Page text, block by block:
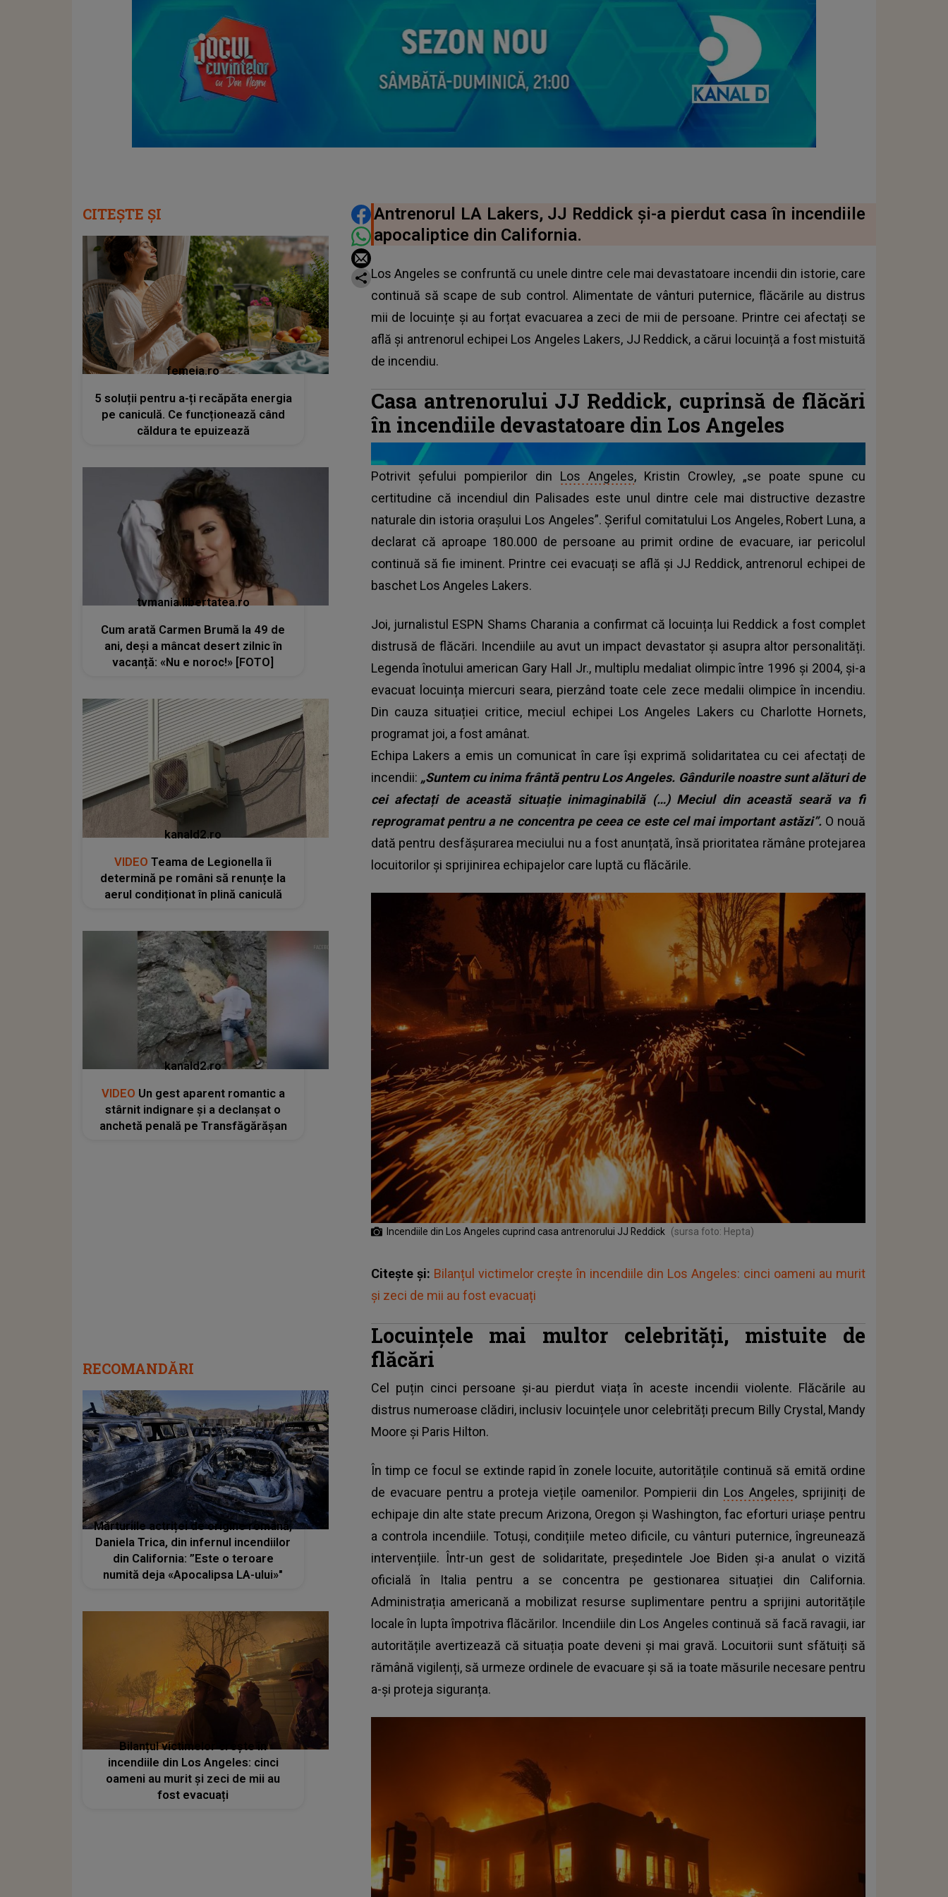
DISTRIBUIE ARTICOLUL
Antrenorul LA Lakers, JJ Reddick și-a pierdut casa în incendiile
apocaliptice din California.
Los Angeles se confruntă cu unele dintre cele mai devastatoare incendii din istorie, care
continuă să scape de sub control. Alimentate de vânturi puternice, flăcările au distrus
mii de locuințe și au forțat evacuarea a zeci de mii de persoane. Printre cei afectați se
află și antrenorul echipei Los Angeles Lakers, JJ Reddick, a cărui locuință a fost mistuită
de incendiu.
Casa antrenorului JJ Reddick, cuprinsă de flăcări
în incendiile devastatoare din Los Angeles
Potrivit șefului pompierilor din Los Angeles, Kristin Crowley, „se poate spune cu
certitudine că incendiul din Palisades este unul dintre cele mai distructive dezastre
naturale din istoria orașului Los Angeles”. Șeriful comitatului Los Angeles, Robert Luna, a
declarat că aproape 180.000 de persoane au primit ordine de evacuare, iar pericolul
continuă să fie iminent. Printre cei evacuați se află și JJ Reddick, antrenorul echipei de
baschet Los Angeles Lakers.
Joi, jurnalistul ESPN Shams Charania a confirmat că locuința lui Reddick a fost complet
distrusă de flăcări. Incendiile au avut un impact devastator și asupra altor personalități.
Legenda înotului american Gary Hall Jr., multiplu medaliat olimpic între 1996 și 2004, și-a
evacuat locuința miercuri seara, pierzând toate cele zece medalii olimpice în incendiu.
Din cauza situației critice, meciul echipei Los Angeles Lakers cu Charlotte Hornets,
programat joi, a fost amânat.
Echipa Lakers a emis un comunicat în care își exprimă solidaritatea cu cei afectați de
incendii: „Suntem cu inima frântă pentru Los Angeles. Gândurile noastre sunt alături de
cei afectați de această situație inimaginabilă (…) Meciul din această seară va fi
reprogramat pentru a ne concentra pe ceea ce este cel mai important astăzi”. O nouă
dată pentru desfășurarea meciului nu a fost anunțată, însă prioritatea rămâne protejarea
locuitorilor și sprijinirea echipajelor care luptă cu flăcările.
Incendiile din Los Angeles cuprind casa antrenorului JJ Reddick (sursa foto: Hepta)
Citește și: Bilanțul victimelor crește în incendiile din Los Angeles: cinci oameni au murit
și zeci de mii au fost evacuați
Locuințele mai multor celebrități, mistuite de
flăcări
Cel puțin cinci persoane și-au pierdut viața în aceste incendii violente. Flăcările au
distrus numeroase clădiri, inclusiv locuințele unor celebrități precum Billy Crystal, Mandy
Moore și Paris Hilton.
În timp ce focul se extinde rapid în zonele locuite, autoritățile continuă să emită ordine
de evacuare pentru a proteja viețile oamenilor. Pompierii din Los Angeles, sprijiniți de
echipaje din alte state precum Arizona, Oregon și Washington, fac eforturi uriașe pentru
a controla incendiile. Totuși, condițiile meteo dificile, cu vânturi puternice, îngreunează
intervențiile. Într-un gest de solidaritate, președintele Joe Biden și-a anulat o vizită
oficială în Italia pentru a se concentra pe gestionarea situației din California.
Administrația americană a mobilizat resurse suplimentare pentru a sprijini autoritățile
locale în lupta împotriva flăcărilor. Incendiile din Los Angeles continuă să facă ravagii, iar
autoritățile avertizează că situația poate deveni și mai gravă. Locuitorii sunt sfătuiți să
rămână vigilenți, să urmeze ordinele de evacuare și să ia toate măsurile necesare pentru
a-și proteja siguranța.
CITEȘTE ȘI
femeia.ro
5 soluții pentru a-ți recăpăta energia
pe caniculă. Ce funcționează când
căldura te epuizează
tvmania.libertatea.ro
Cum arată Carmen Brumă la 49 de
ani, deși a mâncat desert zilnic în
vacanță: «Nu e noroc!» [FOTO]
kanald2.ro
VIDEO Teama de Legionella îi
determină pe români să renunțe la
aerul condiționat în plină caniculă
kanald2.ro
VIDEO Un gest aparent romantic a
stârnit indignare și a declanșat o
anchetă penală pe Transfăgărășan
RECOMANDĂRI
Mărturiile actriței de origine română,
Daniela Trica, din infernul incendiilor
din California: ”Este o teroare
numită deja «Apocalipsa LA-ului»"
Bilanțul victimelor crește în
incendiile din Los Angeles: cinci
oameni au murit și zeci de mii au
fost evacuați